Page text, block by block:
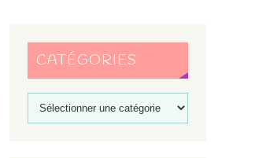
CATÉGORIES